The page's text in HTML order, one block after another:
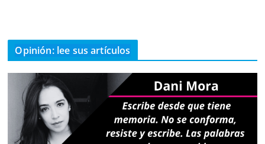
Opinión: lee sus artículos